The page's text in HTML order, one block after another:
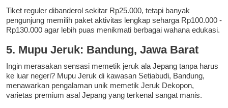
Tiket reguler dibanderol sekitar Rp25.000, tetapi banyak
pengunjung memilih paket aktivitas lengkap seharga Rp100.000 -
Rp130.000 agar lebih puas menikmati berbagai wahana edukasi.
5. Mupu Jeruk: Bandung, Jawa Barat
Ingin merasakan sensasi memetik jeruk ala Jepang tanpa harus
ke luar negeri? Mupu Jeruk di kawasan Setiabudi, Bandung,
menawarkan pengalaman unik memetik Jeruk Dekopon,
varietas premium asal Jepang yang terkenal sangat manis.